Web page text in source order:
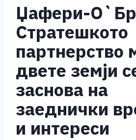
Џафери-
Стратешкото
партнерство
двете земји
заснова на
заеднички
и интереси